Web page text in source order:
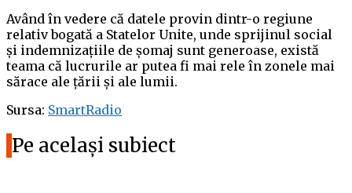
Având în vedere că datele provin dintr-o regiune
relativ bogată a Statelor Unite, unde sprijinul social
și indemnizațiile de șomaj sunt generoase, există
teama că lucrurile ar putea fi mai rele în zonele mai
sărace ale țării și ale lumii.
Sursa: SmartRadio
Pe același subiect